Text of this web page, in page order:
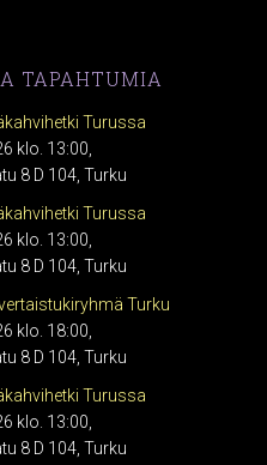
TAPAHTUMIA
Turussa
klo. 13:00,
8 D 104, Turku
Turussa
klo. 13:00,
8 D 104, Turku
vertaistukiryhmä Turku
klo. 18:00,
8 D 104, Turku
Turussa
klo. 13:00,
8 D 104, Turku